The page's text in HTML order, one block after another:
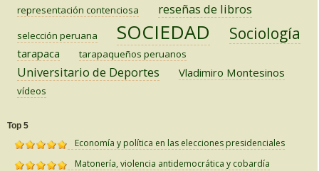
representación contenciosa reseñas de libros
selección peruana SOCIEDAD Sociología
tarapaca tarapaqueños peruanos
Universitario de Deportes Vladimiro Montesinos
vídeos
Top 5
Economía y política en las elecciones presidenciales
Matonería, violencia antidemocrática y cobardía